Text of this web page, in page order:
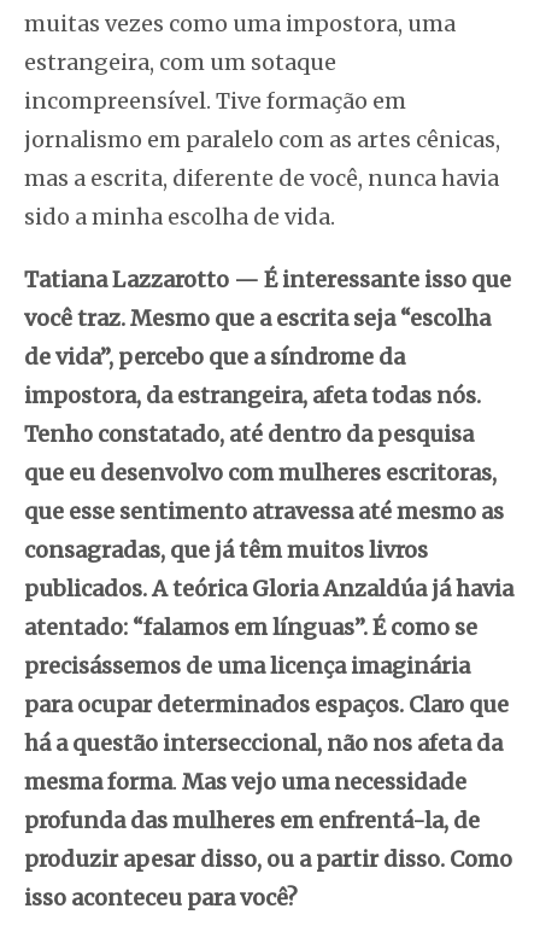
muitas vezes como uma impostora, uma
estrangeira, com um sotaque
incompreensível. Tive formação em
jornalismo em paralelo com as artes cênicas,
mas a escrita, diferente de você, nunca havia
sido a minha escolha de vida.
Tatiana Lazzarotto — É interessante isso que
você traz. Mesmo que a escrita seja “escolha
de vida”, percebo que a síndrome da
impostora, da estrangeira, afeta todas nós.
Tenho constatado, até dentro da pesquisa
que eu desenvolvo com mulheres escritoras,
que esse sentimento atravessa até mesmo as
consagradas, que já têm muitos livros
publicados. A teórica Gloria Anzaldúa já havia
atentado: “falamos em línguas”. É como se
precisássemos de uma licença imaginária
para ocupar determinados espaços. Claro que
há a questão interseccional, não nos afeta da
mesma forma. Mas vejo uma necessidade
profunda das mulheres em enfrentá-la, de
produzir apesar disso, ou a partir disso. Como
isso aconteceu para você?